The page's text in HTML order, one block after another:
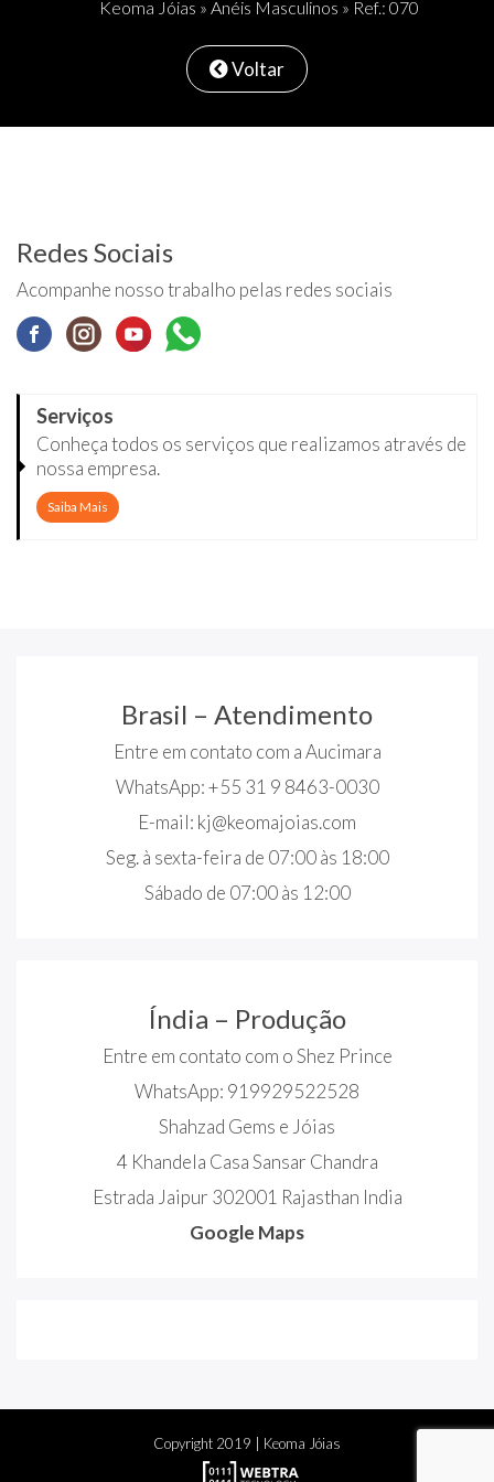
Keoma Jóias » Anéis Masculinos » Ref.: 070
Voltar
Redes Sociais
Acompanhe nosso trabalho pelas redes sociais
Serviços
Conheça todos os serviços que realizamos através de
nossa empresa.
Saiba Mais
Brasil – Atendimento
Entre em contato com a Aucimara
WhatsApp: +55 31 9 8463-0030
E-mail: kj@keomajoias.com
Seg. à sexta-feira de 07:00 às 18:00
Sábado de 07:00 às 12:00
Índia – Produção
Entre em contato com o Shez Prince
WhatsApp: 919929522528
Shahzad Gems e Jóias
4 Khandela Casa Sansar Chandra
Estrada Jaipur 302001 Rajasthan India
Google Maps
Copyright 2019 | Keoma Jóias